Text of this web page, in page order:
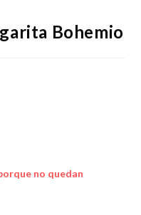
Bohemio
no quedan